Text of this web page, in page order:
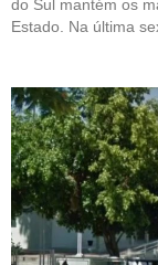
do Sul mantém os
Estado. Na última